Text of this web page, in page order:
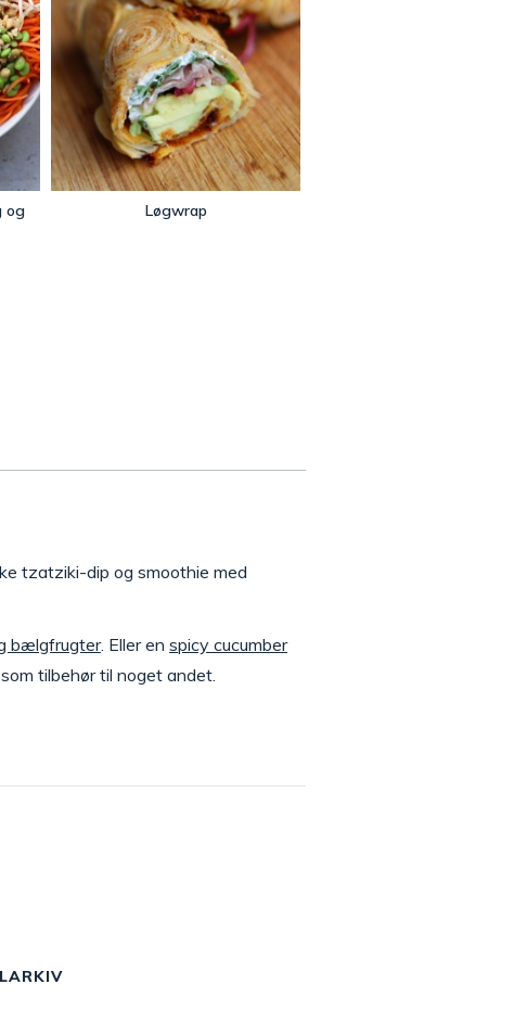
og
Løgwrap
tzatziki-dip og smoothie med
bælgfrugter. Eller en spicy cucumber
tilbehør til noget andet.